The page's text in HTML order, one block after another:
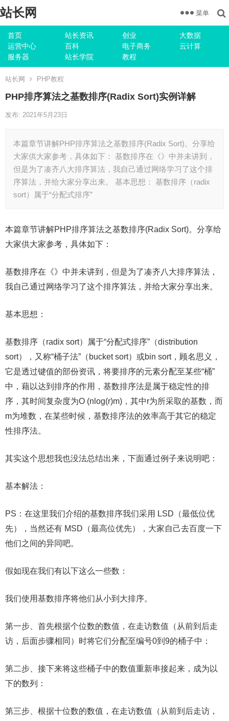
站长网
首页 站长资讯 创业
大数据
运营中心
百科 电子商务
云计算
服务器
站长学院 教程
菜单
站长网 PHP教程
PHP排序算法之基数排序(Radix Sort)实例详解
发布: 2021年5月23日
本篇章节讲解PHP排序算法之基数排序(Radix Sort)。分享给
大家供大家参考，具体如下： 基数排序在《》中并未讲到，
但是为了凑齐八大排序算法，我自己通过网络学习了这个排
序算法，并给大家分享出来。 基本思想： 基数排序（radix
sort）属于“分配式排序”
本篇章节讲解PHP排序算法之基数排序(Radix Sort)。分享给
大家供大家参考，具体如下：
基数排序在《》中并未讲到，但是为了凑齐八大排序算法，
我自己通过网络学习了这个排序算法，并给大家分享出来。
基本思想：
基数排序（radix sort）属于“分配式排序”（distribution
sort），又称“桶子法”（bucket sort）或bin sort，顾名思义，
它是透过键值的部份资讯，将要排序的元素分配至某些“桶”
中，藉以达到排序的作用，基数排序法是属于稳定性的排
序，其时间复杂度为O (nlog(r)m)，其中r为所采取的基数，而
m为堆数，在某些时候，基数排序法的效率高于其它的稳定
性排序法。
其实这个思想我也没法总结出来，下面通过例子来说明吧：
基本解法：
PS：在这里我们介绍的基数排序我们采用 LSD（最低位优
先），当然还有 MSD（最高位优先），大家自己去百度一下
他们之间的异同吧。
假如现在我们有以下这么一些数：
我们使用基数排序将他们从小到大排序。
第一步、首先根据个位数的数值，在走访数值（从前到后走
访，后面步骤相同）时将它们分配至编号0到9的桶子中：
第二步、接下来将这些桶子中的数值重新串接起来，成为以
下的数列：
第三步、根据十位数的数值，在走访数值（从前到后走访，